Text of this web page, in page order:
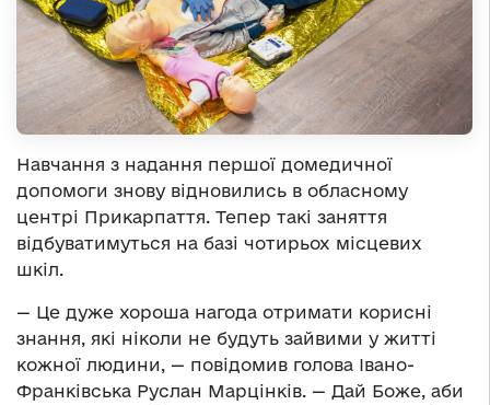
Навчання з надання першої домедичної
допомоги знову відновились в обласному
центрі Прикарпаття. Тепер такі заняття
відбуватимуться на базі чотирьох місцевих
шкіл.
— Це дуже хороша нагода отримати корисні
знання, які ніколи не будуть зайвими у житті
кожної людини, — повідомив голова Івано-
Франківська Руслан Марцінків. — Дай Боже, аби